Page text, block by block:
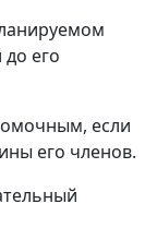
его
если
его членов.